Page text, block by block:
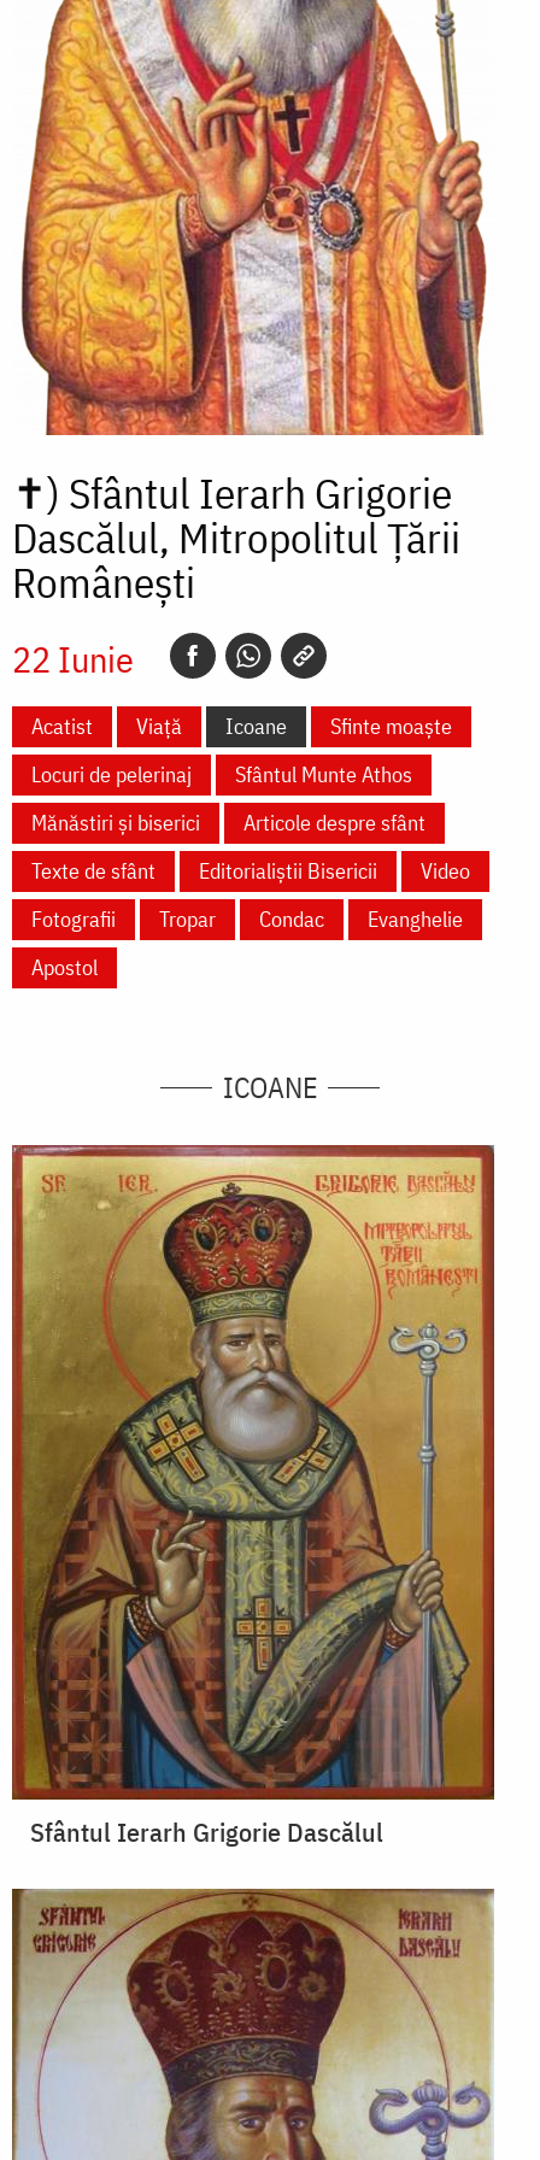
✝) Sfântul Ierarh Grigorie
Dascălul, Mitropolitul Țării
Românești
22 Iunie
Acatist Viață Icoane
Sfinte moaște
Locuri de pelerinaj
Sfântul Munte Athos
Mănăstiri și biserici
Articole despre sfânt
Texte de sfânt
Editorialiștii Bisericii
Video
Fotografii
Tropar Condac
Evanghelie
Apostol
ICOANE
Sfântul Ierarh Grigorie Dascălul